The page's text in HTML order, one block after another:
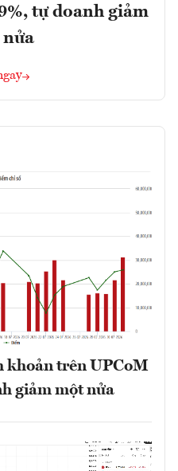
tự doanh giảm
khoản trên UPCoM
giảm một nửa